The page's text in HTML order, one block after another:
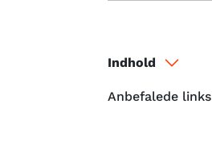
Indhold
Anbefalede links